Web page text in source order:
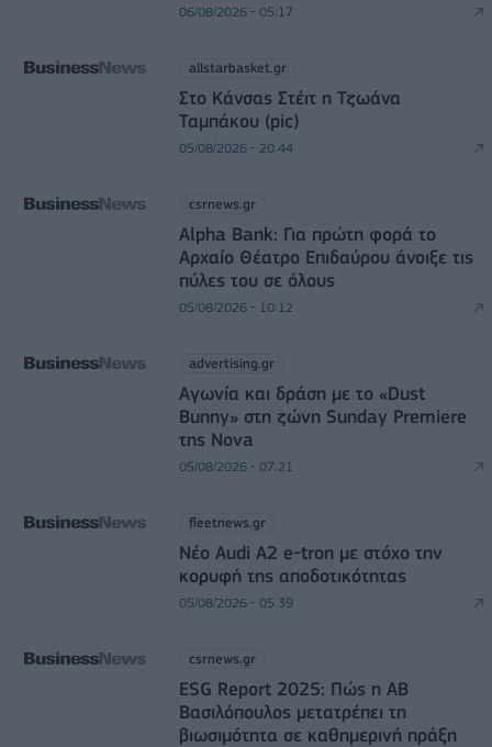
06/08/2026 - 05:17
allstarbasket.gr
Στο Κάνσας Στέιτ η Τζωάνα
Ταμπάκου (pic)
05/08/2026 - 20:44
csrnews.gr
Alpha Bank: Για πρώτη φορά το
Αρχαίο Θέατρο Επιδαύρου άνοιξε τις
πύλες του σε όλους
05/08/2026 - 10:12
advertising.gr
Αγωνία και δράση με το «Dust
Bunny» στη ζώνη Sunday Premiere
της Nova
05/08/2026 - 07:21
fleetnews.gr
Νέο Audi A2 e-tron με στόχο την
κορυφή της αποδοτικότητας
05/08/2026 - 05:39
csrnews.gr
ESG Report 2025: Πώς η ΑΒ
Βασιλόπουλος μετατρέπει τη
βιωσιμότητα σε καθημερινή πράξη